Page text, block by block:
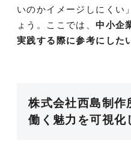
いのかイメージしにくい
ょう。ここでは、中小企
実践する際に参考にした
株式会社西島制作
働く魅力を可視化